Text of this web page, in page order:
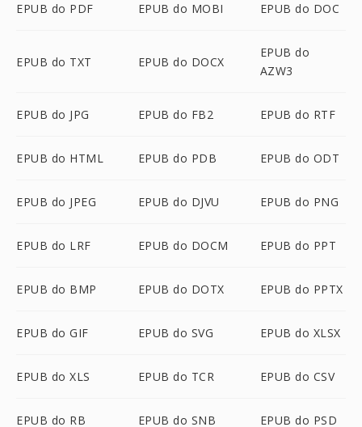
EPUB do PDF EPUB do MOBI EPUB do DOC
EPUB do TXT EPUB do DOCX
EPUB do
AZW3
EPUB do JPG EPUB do FB2 EPUB do RTF
EPUB do HTML EPUB do PDB EPUB do ODT
EPUB do JPEG EPUB do DJVU EPUB do PNG
EPUB do LRF EPUB do DOCM EPUB do PPT
EPUB do BMP EPUB do DOTX EPUB do PPTX
EPUB do GIF EPUB do SVG EPUB do XLSX
EPUB do XLS EPUB do TCR EPUB do CSV
EPUB do RB EPUB do SNB EPUB do PSD